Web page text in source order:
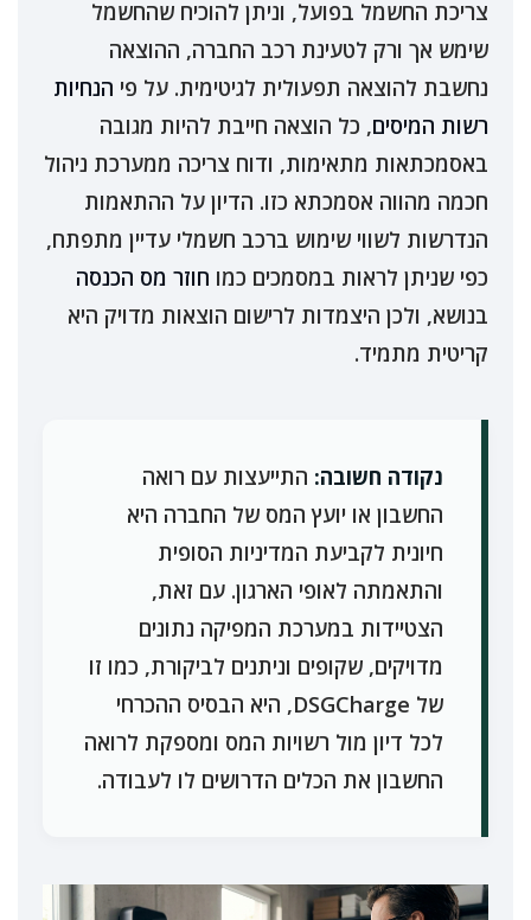
צריכת החשמל בפועל, וניתן להוכיח שהחשמל
שימש אך ורק לטעינת רכב החברה, ההוצאה
נחשבת להוצאה תפעולית לגיטימית. על פי הנחיות
רשות המיסים, כל הוצאה חייבת להיות מגובה
באסמכתאות מתאימות, ודוח צריכה ממערכת ניהול
חכמה מהווה אסמכתא כזו. הדיון על ההתאמות
הנדרשות לשווי שימוש ברכב חשמלי עדיין מתפתח,
כפי שניתן לראות במסמכים כמו חוזר מס הכנסה
בנושא, ולכן היצמדות לרישום הוצאות מדויק היא
קריטית מתמיד.
נקודה חשובה: התייעצות עם רואה
החשבון או יועץ המס של החברה היא
חיונית לקביעת המדיניות הסופית
והתאמתה לאופי הארגון. עם זאת,
הצטיידות במערכת המפיקה נתונים
מדויקים, שקופים וניתנים לביקורת, כמו זו
של DSGCharge, היא הבסיס ההכרחי
לכל דיון מול רשויות המס ומספקת לרואה
החשבון את הכלים הדרושים לו לעבודה.